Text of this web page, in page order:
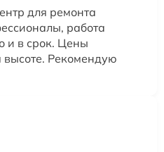
для ремонта
работа
и в срок. Цены
Рекомендую